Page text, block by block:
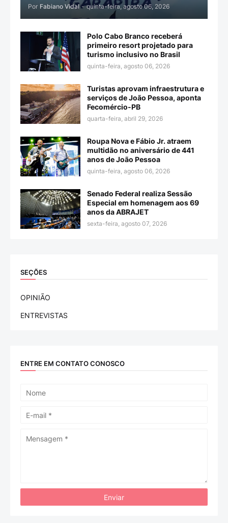
Por Fabiano Vidal - quinta-feira, agosto 06, 2026
Polo Cabo Branco receberá
primeiro resort projetado para
turismo inclusivo no Brasil
quinta-feira, agosto 06, 2026
Turistas aprovam infraestrutura e
serviços de João Pessoa, aponta
Fecomércio-PB
quarta-feira, abril 29, 2026
Roupa Nova e Fábio Jr. atraem
multidão no aniversário de 441
anos de João Pessoa
quinta-feira, agosto 06, 2026
Senado Federal realiza Sessão
Especial em homenagem aos 69
anos da ABRAJET
sexta-feira, agosto 07, 2026
SEÇÕES
OPINIÃO
ENTREVISTAS
ENTRE EM CONTATO CONOSCO